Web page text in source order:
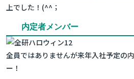
上でした！(^^；
内定者メンバー
全員ではありませんが来年入社予定の
ー！